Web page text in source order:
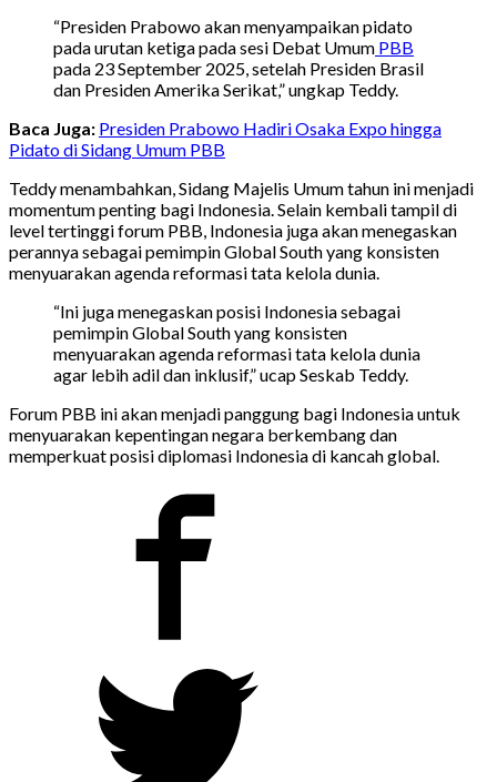
“Presiden Prabowo akan menyampaikan pidato
pada urutan ketiga pada sesi Debat Umum PBB
pada 23 September 2025, setelah Presiden Brasil
dan Presiden Amerika Serikat,” ungkap Teddy.
Baca Juga: Presiden Prabowo Hadiri Osaka Expo hingga
Pidato di Sidang Umum PBB
Teddy menambahkan, Sidang Majelis Umum tahun ini menjadi
momentum penting bagi Indonesia. Selain kembali tampil di
level tertinggi forum PBB, Indonesia juga akan menegaskan
perannya sebagai pemimpin Global South yang konsisten
menyuarakan agenda reformasi tata kelola dunia.
“Ini juga menegaskan posisi Indonesia sebagai
pemimpin Global South yang konsisten
menyuarakan agenda reformasi tata kelola dunia
agar lebih adil dan inklusif,” ucap Seskab Teddy.
Forum PBB ini akan menjadi panggung bagi Indonesia untuk
menyuarakan kepentingan negara berkembang dan
memperkuat posisi diplomasi Indonesia di kancah global.